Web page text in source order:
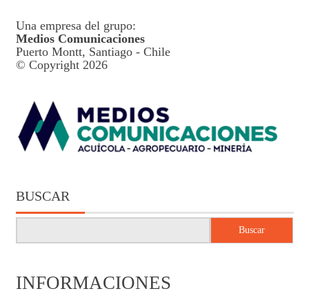
Una empresa del grupo:
Medios Comunicaciones
Puerto Montt, Santiago - Chile
© Copyright 2026
BUSCAR
Buscar
INFORMACIONES